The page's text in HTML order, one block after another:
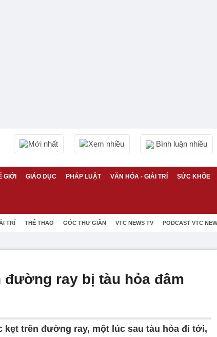
Mới nhất Xem nhiều Bình luận nhiều
GIỚI GIÁO DỤC PHÁP LUẬT VĂN HÓA - GIẢI TRÍ SỨC KHỎE
TRÍ THỂ THAO GÓC THƯ GIÃN VTC NEWS TV PODCAST VTC
đường ray bị tàu hỏa đâm
kẹt trên đường ray, một lúc sau tàu hỏa đi tới,